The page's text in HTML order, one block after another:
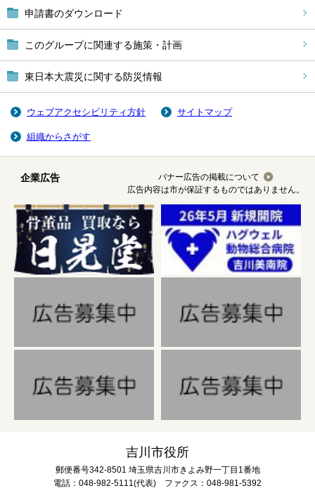
申請書のダウンロード
このグループに関連する施策・計画
東日本大震災に関する防災情報
ウェブアクセシビリティ方針 サイトマップ
組織からさがす
企業広告
バナー広告の掲載について
広告内容は市が保証するものではありません。
吉川市役所
郵便番号342-8501 埼玉県吉川市きよみ野一丁目1番地
電話：048-982-5111(代表) ファクス：048-981-5392